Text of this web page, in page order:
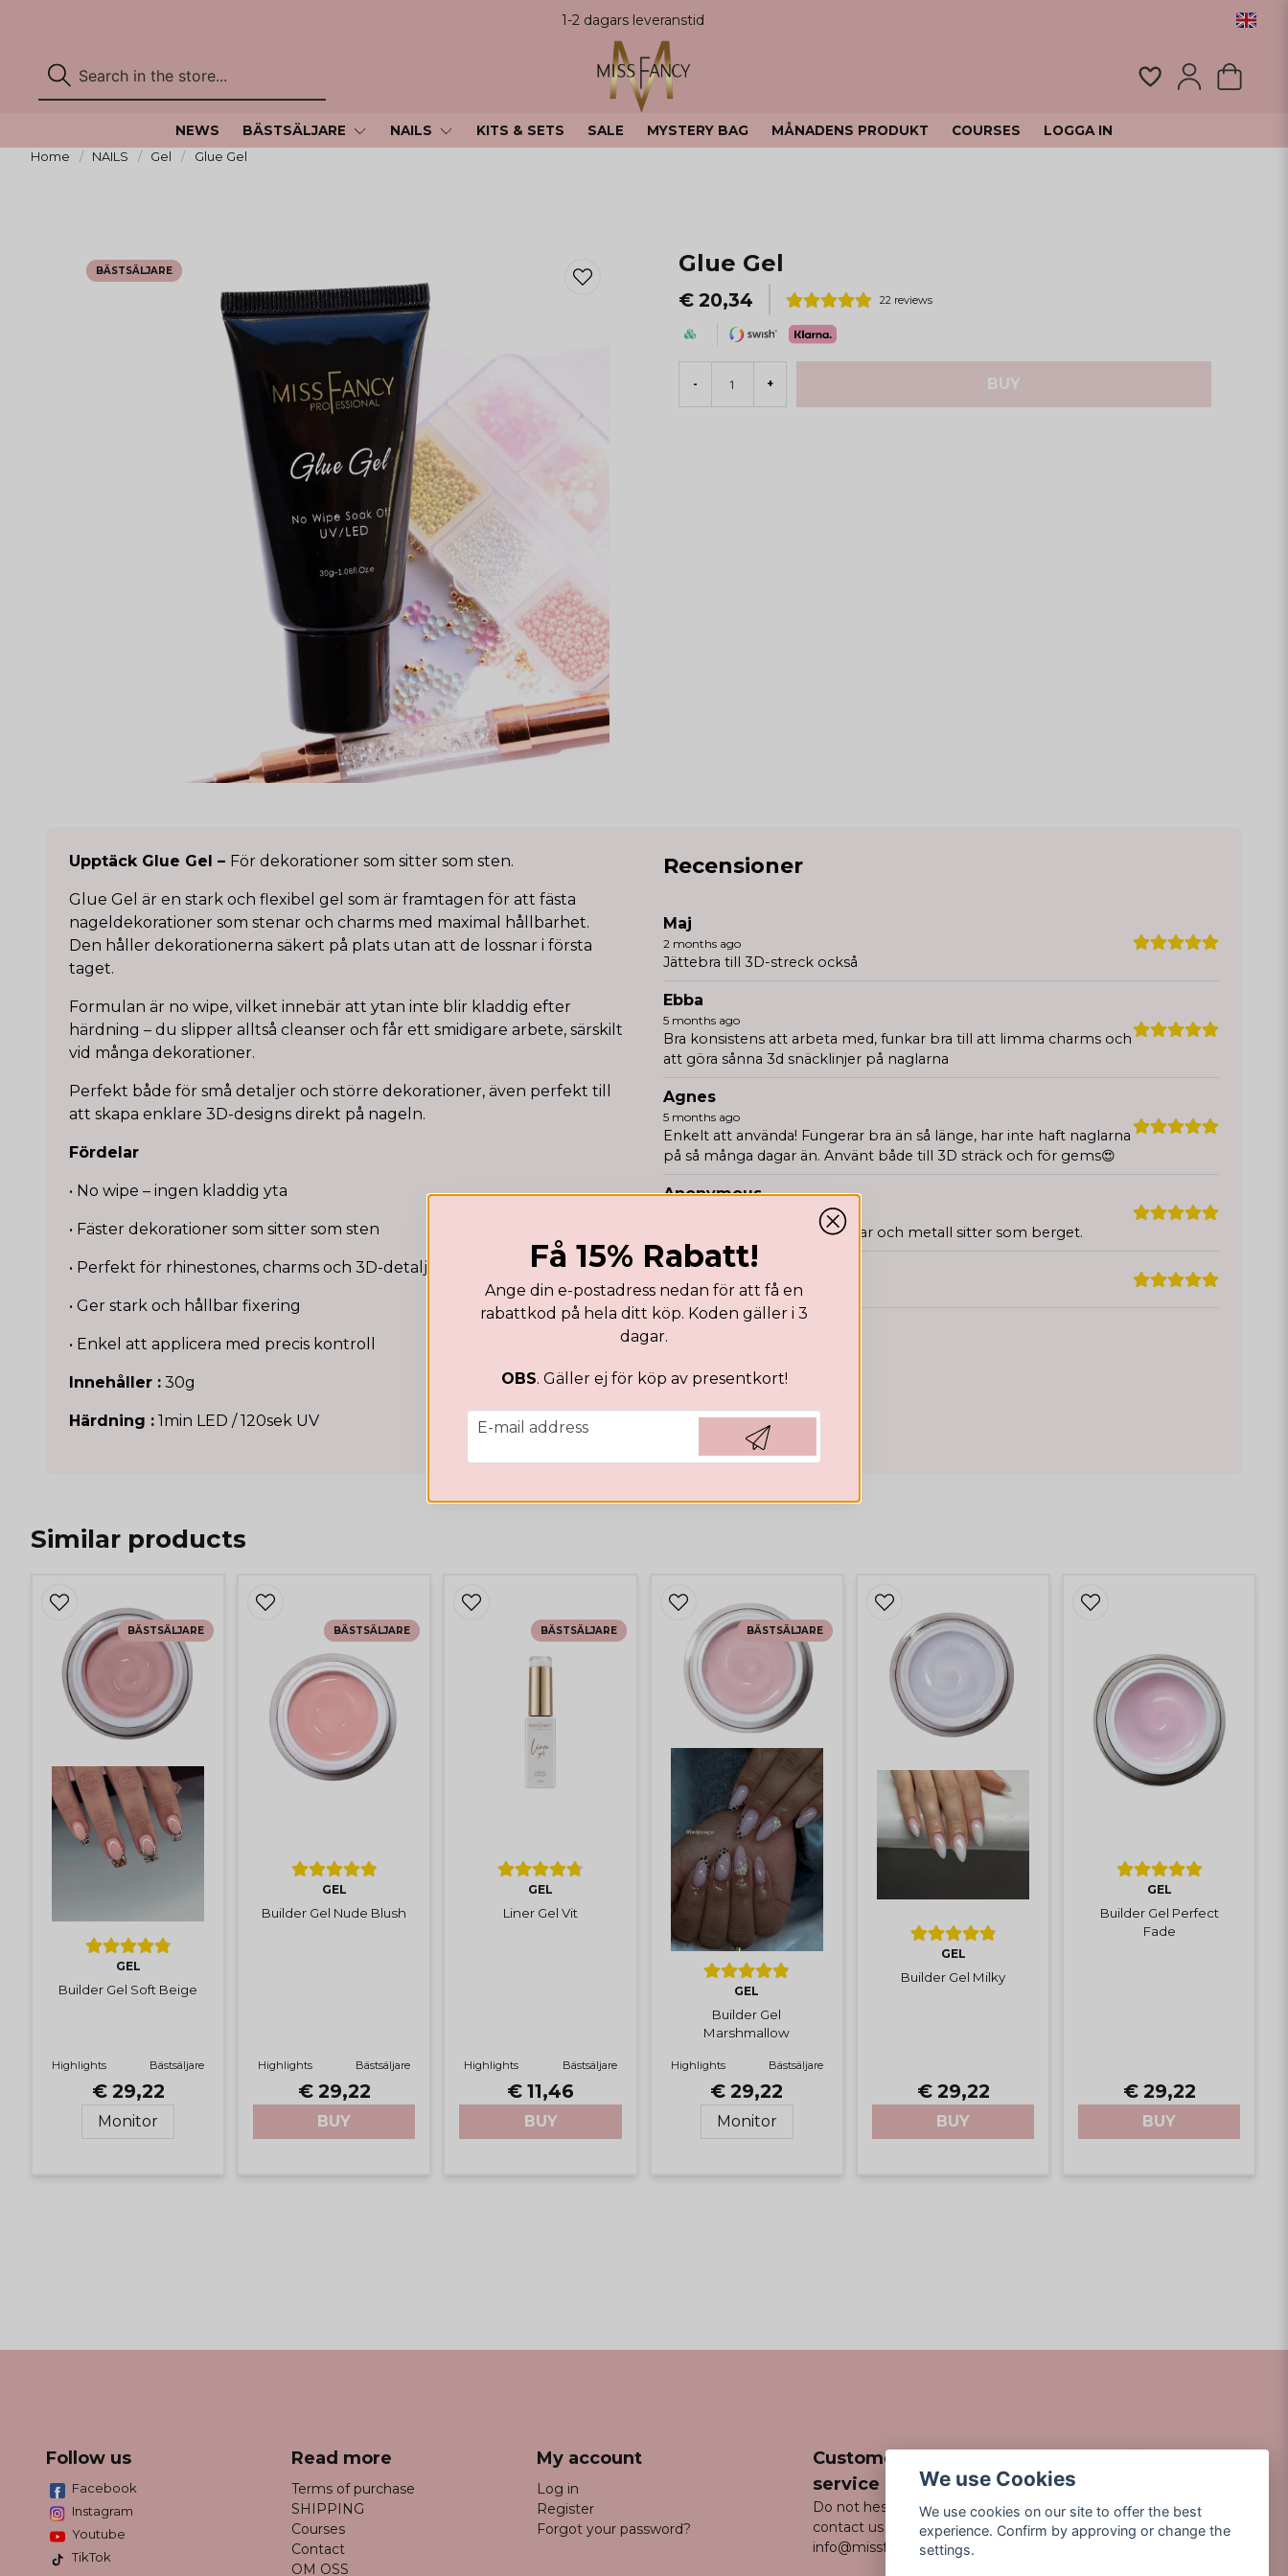
1-2 dagars leveranstid
NEWS BÄSTSÄLJARE NAILS KITS & SETS SALE MYSTERY BAG MÅNADENS PRODUKT COURSES LOGGA IN
Home NAILS Gel Glue Gel
BÄSTSÄLJARE Glue Gel
€ 20,34 22 reviews
- + BUY
Upptäck Glue Gel – För dekorationer som sitter som sten.
Glue Gel är en stark och flexibel gel som är framtagen för att fästa
nageldekorationer som stenar och charms med maximal hållbarhet.
Den håller dekorationerna säkert på plats utan att de lossnar i första
taget.
Formulan är no wipe, vilket innebär att ytan inte blir kladdig efter
härdning – du slipper alltså cleanser och får ett smidigare arbete, särskilt
vid många dekorationer.
Perfekt både för små detaljer och större dekorationer, även perfekt till
att skapa enklare 3D-designs direkt på nageln.
Fördelar
• No wipe – ingen kladdig yta
• Fäster dekorationer som sitter som sten
• Perfekt för rhinestones, charms och 3D-detaljer
• Ger stark och hållbar fixering
• Enkel att applicera med precis kontroll
Innehåller : 30g
Härdning : 1min LED / 120sek UV
Recensioner
Maj
2 months ago
Jättebra till 3D-streck också
Ebba
5 months ago
Bra konsistens att arbeta med, funkar bra till att limma charms och
att göra sånna 3d snäcklinjer på naglarna
Agnes
5 months ago
Enkelt att använda! Fungerar bra än så länge, har inte haft naglarna
på så många dagar än. Använt både till 3D sträck och för gems😍
Anonymous
Det är väldigt bra, både stenar och metall sitter som berget.
Ida
7 months ago
Amanda
rhinestonesen sitter som berget
1 year ago
Evelina
1 year ago
Jätte bra🥰
elin
1 year ago
Similar products
GEL
Builder Gel Soft Beige
Highlights Bästsäljare
€ 29,22
Monitor
BÄSTSÄLJARE
GEL
Builder Gel Nude Blush
Highlights Bästsäljare
€ 29,22
BUY
BÄSTSÄLJARE
GEL
Liner Gel Vit
Highlights Bästsäljare
€ 11,46
BUY
BÄSTSÄLJARE
GEL
Builder Gel
Marshmallow
Highlights Bästsäljare
€ 29,22
Monitor
BÄSTSÄLJARE
GEL
Builder Gel Milky
€ 29,22
BUY
GEL
Builder Gel Perfect
Fade
€ 29,22
BUY
Få 15% Rabatt!
Ange din e-postadress nedan för att få en
rabattkod på hela ditt köp. Koden gäller i 3
dagar.
OBS. Gäller ej för köp av presentkort!
email
E-mail address
Hämta kod
Follow us
Facebook
Instagram
Youtube
TikTok
Read more
Terms of purchase
SHIPPING
Courses
Contact
OM OSS
My account
Log in
Register
Forgot your password?
Customer
service
Do not hesitate to
contact us via email
info@missfancy.se
We use Cookies
We use cookies on our site to offer the best
experience. Confirm by approving or change the
settings.